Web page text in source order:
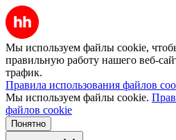
Мы используем файлы cookie,
правильную работу нашего веб-
трафик.
Правила использования файлов
Мы используем файлы cookie.
файлов cookie
Понятно